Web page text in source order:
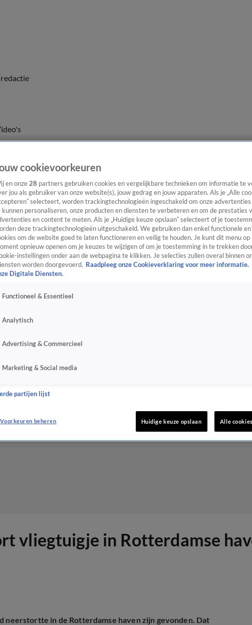
vliegtuigje in Rotterdamse
neerstortte in de Rotterdamse haven zijn gevonden. Dat
cookievoorkeuren
en onze 28 partners gebruiken cookies en vergelijkbare technieken om informatie te
jou als gebruiker van onze website(s), jouw gedrag en jouw apparaten. Als je „Alle
selecteert, worden trackingtechnologieën ingeschakeld om onze
kunnen personaliseren, onze producten en diensten te verbeteren en om de prestaties
en content te meten. Als je „Huidige keuze opslaan” selecteert of je
deze trackingtechnologieën uitgeschakeld. We gebruiken dan enkel functionele
om de website goed te laten functioneren en veilig te houden. Je kunt dit menu op
opnieuw openen om je keuzes te wijzigen of om je toestemming in te trekken
instellingen onder aan de webpagina te klikken. Je selecties zullen overal binnen
worden doorgevoerd. Raadpleeg onze Cookieverklaring voor meer informatie.
Digitale Diensten.
Functioneel & Essentieel
Analytisch
Advertising & Commercieel
Marketing & Social media
partijen lijst
Voorkeuren beheren Huidige keuze opslaan Alle